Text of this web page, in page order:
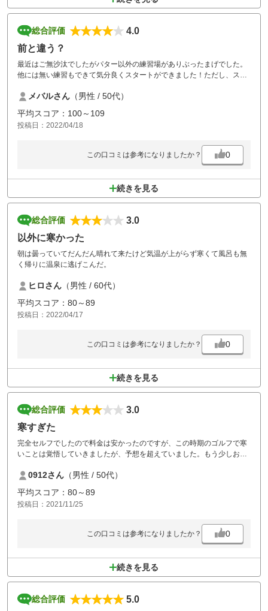
総合評価
4.0
前と違う？
最近はご無沙汰でしたがパター以外の練習場がありぶったまげでした。
他には無い練習もできて気分良くスタートができました！ただし、スコ
ったです。
メバルさん （男性 / 50代）
平均スコア：100～109
投稿日：2022/04/18
この口コミは参考になりましたか？ 0
続きを見る
総合評価
3.0
以外に寒かった
朝は曇っていてだんだん晴れて来たけど気温が上がらず寒くて風呂も無
く帰りに温泉に逃げこんだ。
ヒロさん （男性 / 60代）
平均スコア：80～89
投稿日：2022/04/17
この口コミは参考になりましたか？ 0
続きを見る
総合評価
3.0
寒すぎた
完全セルフでしたので料金は安かったのですが、この時期のゴルフで寒
いことは覚悟していきましたが、予想を超えていました。もう少しお金
ったです。残念な点は朝の受付にいたスタッフの接客でした。
0912さん （男性 / 50代）
平均スコア：80～89
投稿日：2021/11/25
この口コミは参考になりましたか？ 0
続きを見る
総合評価
5.0